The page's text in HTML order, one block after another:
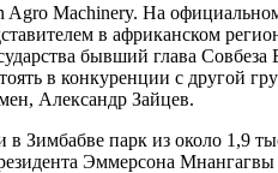
Machinery. На
в африканском
бывший глава
в конкуренции с другой
Александр Зайцев.
в Зимбабве парк из около 1,9
Эммерсона